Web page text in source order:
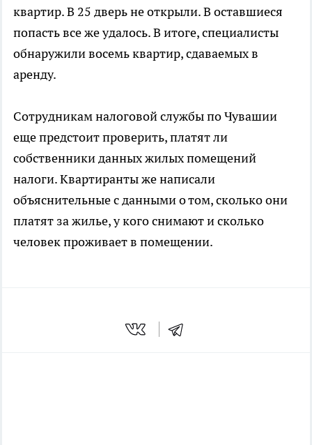
квартир. В 25 дверь не открыли. В оставшиеся
попасть все же удалось. В итоге, специалисты
обнаружили восемь квартир, сдаваемых в
аренду.
Сотрудникам налоговой службы по Чувашии
еще предстоит проверить, платят ли
собственники данных жилых помещений
налоги. Квартиранты же написали
объяснительные с данными о том, сколько они
платят за жилье, у кого снимают и сколько
человек проживает в помещении.